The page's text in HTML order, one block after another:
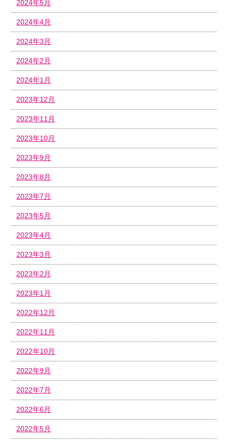
2024年5月
2024年4月
2024年3月
2024年2月
2024年1月
2023年12月
2023年11月
2023年10月
2023年9月
2023年8月
2023年7月
2023年5月
2023年4月
2023年3月
2023年2月
2023年1月
2022年12月
2022年11月
2022年10月
2022年9月
2022年7月
2022年6月
2022年5月